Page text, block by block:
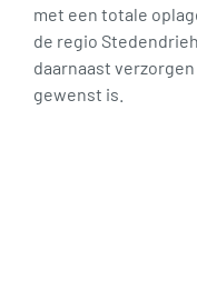
met een totale
de regio
daarnaast
gewenst is.